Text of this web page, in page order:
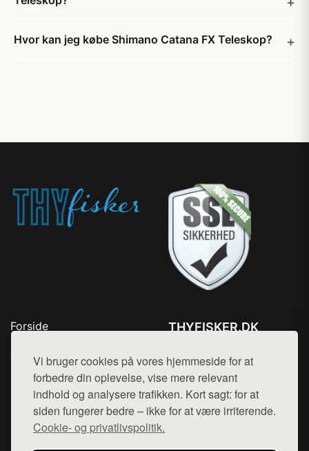
Vi bruger cookies på vores hjemmeside for at
forbedre din oplevelse, vise mere relevant
indhold og analysere trafikken. Kort sagt: for at
siden fungerer bedre – ikke for at være irriterende.
Cookie- og privatlivspolitik.
Hvor kan jeg købe Shimano Catana FX Teleskop?
Forside
Top Rabatter
Kontakt
THYFISKER.DK
Mail: hej@want.dk
Cookie- og privatlivspolitik